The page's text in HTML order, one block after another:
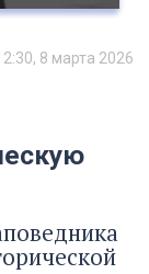
8 марта 2026